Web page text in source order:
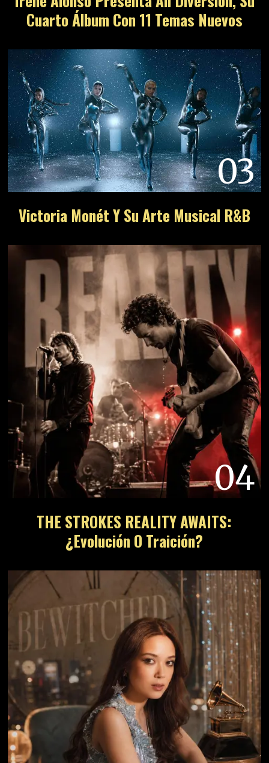
Cuarto Álbum Con 11 Temas Nuevos
03
Victoria Monét Y Su Arte Musical R&B
04
THE STROKES REALITY AWAITS:
¿Evolución O Traición?